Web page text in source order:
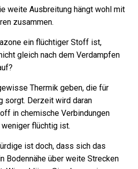
weite Ausbreitung hängt wohl mit
zusammen.
ein flüchtiger Stoff ist,
gleich nach dem Verdampfen
Thermik geben, die für
sorgt. Derzeit wird daran
in chemische Verbindungen
flüchtig ist.
ist doch, dass sich das
Bodennähe über weite Strecken